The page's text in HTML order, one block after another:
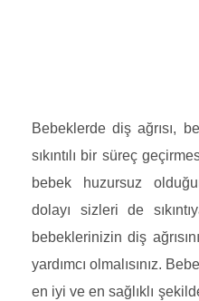
Bebeklerde diş ağrısı,
sıkıntılı bir süreç
bebek huzursuz
dolayı sizleri de
bebeklerinizin diş
yardımcı olmalısınız.
en iyi ve en sağlıklı